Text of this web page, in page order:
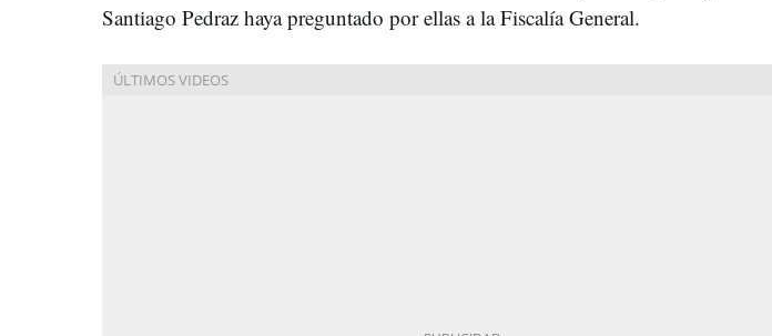
Santiago Pedraz haya preguntado por ellas a la Fiscalía General.